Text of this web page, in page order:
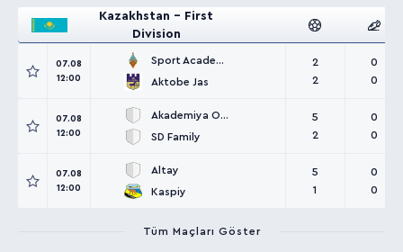
Kazakhstan - First
Division
07.08
12:00
Sport Academy Kairat
Aktobe Jas
2
2
0
0
07.08
12:00
Akademiya Ontustik
SD Family
5
2
0
0
07.08
12:00
Altay
Kaspiy
5
1
0
0
Tüm Maçları Göster